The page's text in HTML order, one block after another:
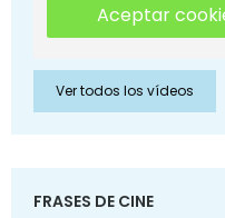
Aceptar
Ver todos los vídeos
FRASES DE CINE